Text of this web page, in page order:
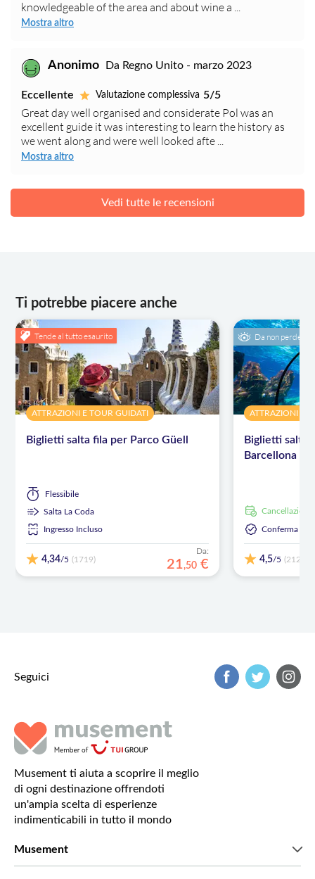
knowledgeable of the area and about wine a ...
Mostra altro
Anonimo Da Regno Unito - marzo 2023
Eccellente Valutazione complessiva 5/5
Great day well organised and considerate Pol was an
excellent guide it was interesting to learn the history as
we went along and were well looked afte ...
Mostra altro
Vedi tutte le recensioni
Ti potrebbe piacere anche
Tende al tutto esaurito
ATTRAZIONI E TOUR GUIDATI
Biglietti salta fila per Parco Güell
Flessibile
Salta La Coda
Ingresso Incluso
4,34/5 (1719)
Da:
21,50 €
Da non perdere
ATTRAZIONI E
Biglietti salta
Barcellona
Conferma
4,5/5 (212)
Seguici
Musement ti aiuta a scoprire il meglio
di ogni destinazione offrendoti
un'ampia scelta di esperienze
indimenticabili in tutto il mondo
Musement